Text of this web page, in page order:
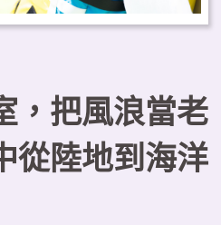
，把風浪當老
從陸地到海洋